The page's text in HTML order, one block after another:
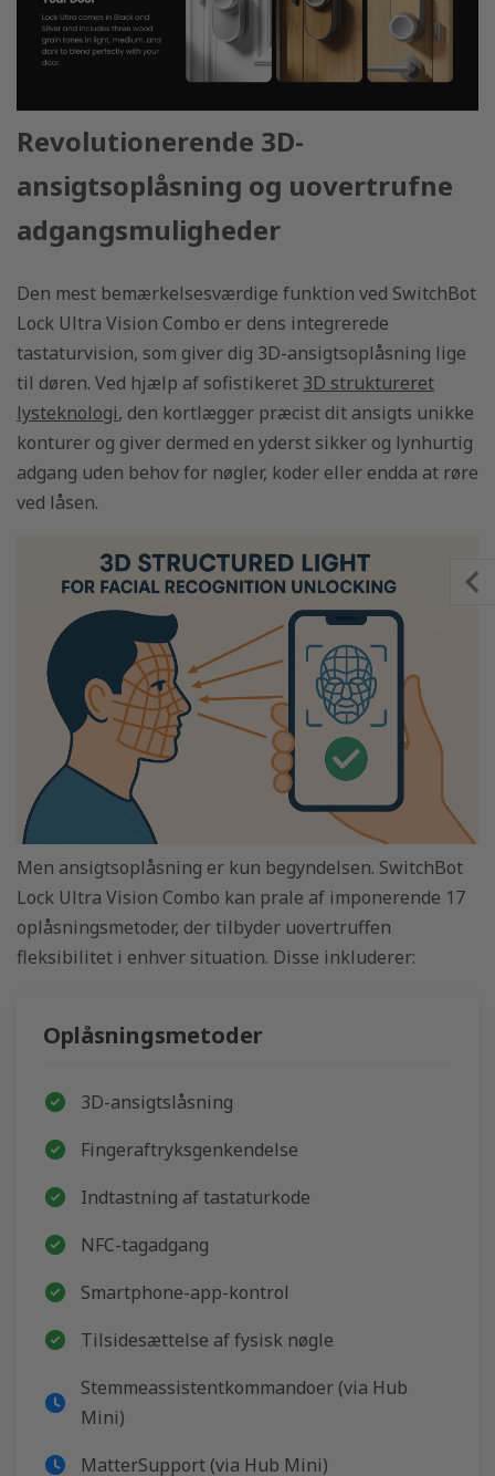
Revolutionerende 3D-
ansigtsoplåsning og uovertrufne
adgangsmuligheder
Den mest bemærkelsesværdige funktion ved SwitchBot
Lock Ultra Vision Combo er dens integrerede
tastaturvision, som giver dig 3D-ansigtsoplåsning lige
til døren. Ved hjælp af sofistikeret 3D struktureret
lysteknologi, den kortlægger præcist dit ansigts unikke
konturer og giver dermed en yderst sikker og lynhurtig
adgang uden behov for nøgler, koder eller endda at røre
ved låsen.
Men ansigtsoplåsning er kun begyndelsen. SwitchBot
Lock Ultra Vision Combo kan prale af imponerende 17
oplåsningsmetoder, der tilbyder uovertruffen
fleksibilitet i enhver situation. Disse inkluderer:
Oplåsningsmetoder
3D-ansigtslåsning
Fingeraftryksgenkendelse
Indtastning af tastaturkode
NFC-tagadgang
Smartphone-app-kontrol
Tilsidesættelse af fysisk nøgle
Stemmeassistentkommandoer (via Hub
Mini)
MatterSupport (via Hub Mini)